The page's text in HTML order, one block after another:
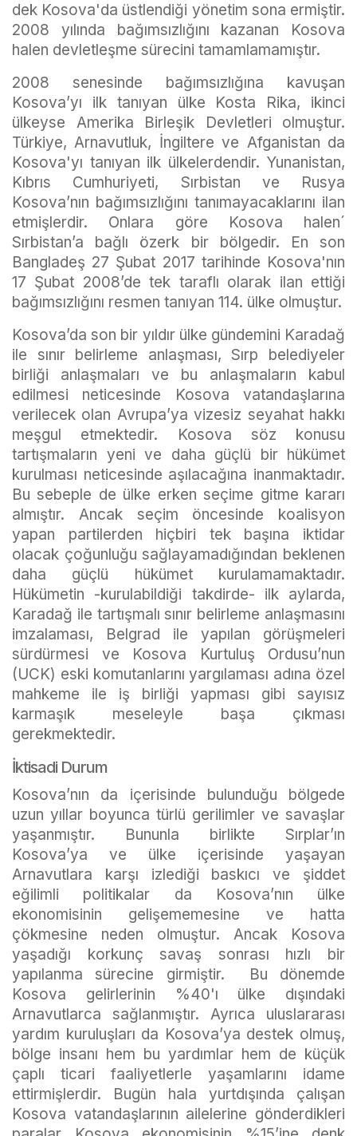
dek Kosova'da üstlendiği yönetim sona ermiştir.
2008 yılında bağımsızlığını kazanan Kosova
halen devletleşme sürecini tamamlamamıştır.
2008 senesinde bağımsızlığına kavuşan
Kosova’yı ilk tanıyan ülke Kosta Rika, ikinci
ülkeyse Amerika Birleşik Devletleri olmuştur.
Türkiye, Arnavutluk, İngiltere ve Afganistan da
Kosova'yı tanıyan ilk ülkelerdendir. Yunanistan,
Kıbrıs Cumhuriyeti, Sırbistan ve Rusya
Kosova’nın bağımsızlığını tanımayacaklarını ilan
etmişlerdir. Onlara göre Kosova halen´
Sırbistan’a bağlı özerk bir bölgedir. En son
Bangladeş 27 Şubat 2017 tarihinde Kosova'nın
17 Şubat 2008’de tek taraflı olarak ilan ettiği
bağımsızlığını resmen tanıyan 114. ülke olmuştur.
Kosova’da son bir yıldır ülke gündemini Karadağ
ile sınır belirleme anlaşması, Sırp belediyeler
birliği anlaşmaları ve bu anlaşmaların kabul
edilmesi neticesinde Kosova vatandaşlarına
verilecek olan Avrupa’ya vizesiz seyahat hakkı
meşgul etmektedir. Kosova söz konusu
tartışmaların yeni ve daha güçlü bir hükümet
kurulması neticesinde aşılacağına inanmaktadır.
Bu sebeple de ülke erken seçime gitme kararı
almıştır. Ancak seçim öncesinde koalisyon
yapan partilerden hiçbiri tek başına iktidar
olacak çoğunluğu sağlayamadığından beklenen
daha güçlü hükümet kurulamamaktadır.
Hükümetin -kurulabildiği takdirde- ilk aylarda,
Karadağ ile tartışmalı sınır belirleme anlaşmasını
imzalaması, Belgrad ile yapılan görüşmeleri
sürdürmesi ve Kosova Kurtuluş Ordusu’nun
(UCK) eski komutanlarını yargılaması adına özel
mahkeme ile iş birliği yapması gibi sayısız
karmaşık meseleyle başa çıkması
gerekmektedir.
İktisadi Durum
Kosova’nın da içerisinde bulunduğu bölgede
uzun yıllar boyunca türlü gerilimler ve savaşlar
yaşanmıştır. Bununla birlikte Sırplar’ın
Kosova’ya ve ülke içerisinde yaşayan
Arnavutlara karşı izlediği baskıcı ve şiddet
eğilimli politikalar da Kosova’nın ülke
ekonomisinin gelişememesine ve hatta
çökmesine neden olmuştur. Ancak Kosova
yaşadığı korkunç savaş sonrası hızlı bir
yapılanma sürecine girmiştir. Bu dönemde
Kosova gelirlerinin %40'ı ülke dışındaki
Arnavutlarca sağlanmıştır. Ayrıca uluslararası
yardım kuruluşları da Kosova’ya destek olmuş,
bölge insanı hem bu yardımlar hem de küçük
çaplı ticari faaliyetlerle yaşamlarını idame
ettirmişlerdir. Bugün hala yurtdışında çalışan
Kosova vatandaşlarının ailelerine gönderdikleri